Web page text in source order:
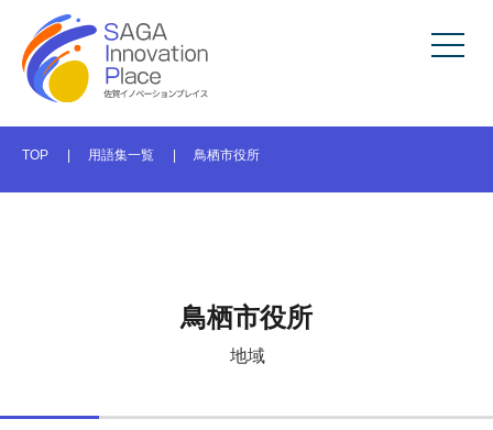
TOP 用語集一覧 鳥栖市役所
鳥栖市役所
地域